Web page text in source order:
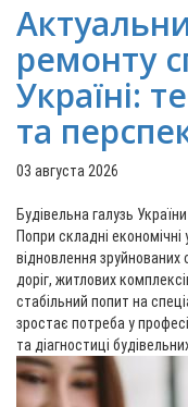
ремонту
Україні:
та
03 августа 2026
Будівельна галузь
Попри складні
відновлення зруйнованих
доріг, житлових
стабільний попит на
зростає потреба у
та діагностиці